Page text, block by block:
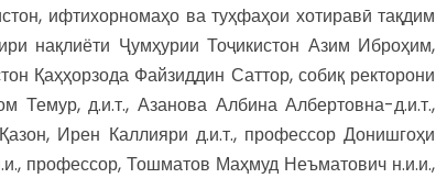
ифтихорномаҳо ва туҳфаҳои хотиравӣ тақдим
нақлиёти Ҷумҳурии Тоҷикистон Азим Иброҳим,
Қаҳҳорзода Файзиддин Саттор, собиқ ректорони
д.и.т., Азанова Албина Албертовна-д.и.т.,
Ирен Каллияри д.и.т., профессор Донишгоҳи
профессор, Тошматов Маҳмуд Неъматович н.и.и.,